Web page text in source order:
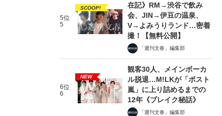
5位
5
SCOOP!
在記》RM→渋谷で飲み
会、JIN→伊豆の温泉、
V→よみうりランド…密着
撮！【無料公開】
「週刊文春」編集部
6位
6
NEW
観客30人、メインボーカ
ル脱退…M!LKが「ポスト
嵐」に上り詰めるまでの
12年《ブレイク秘話》
「週刊文春」編集部